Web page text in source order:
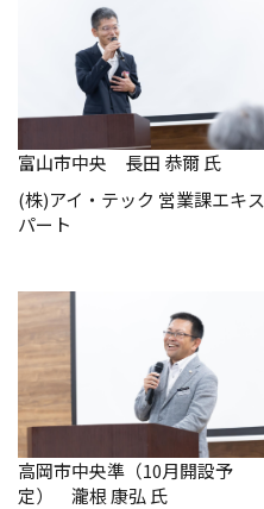
富山市中央 長田 恭爾 氏
(株)アイ・テック 営業課エキス
パート
高岡市中央準（10月開設予
定） 瀧根 康弘 氏